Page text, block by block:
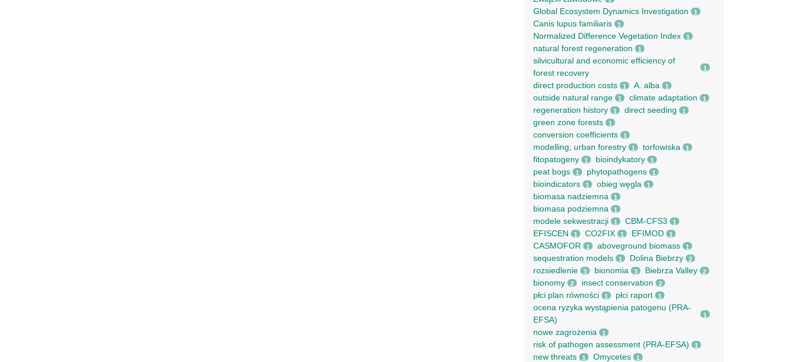
Global Ecosystem Dynamics Investigation 1
Canis lupus familiaris 1
Normalized Difference Vegetation Index 1
natural forest regeneration 1
silvicultural and economic efficiency of
forest recovery
1
direct production costs 1 A. alba 1
outside natural range 1 climate adaptation 1
regeneration history 1 direct seeding 1
green zone forests 1
conversion coefficients 1
modelling; urban forestry 1 torfowiska 1
fitopatogeny 1 bioindykatory 1
peat bogs 1 phytopathogens 1
bioindicators 1 obieg węgla 1
biomasa nadziemna 1
biomasa podziemna 1
modele sekwestracji 1 CBM-CFS3 1
EFISCEN 1 CO2FIX 1 EFIMOD 1
CASMOFOR 1 aboveground biomass 1
sequestration models 1 Dolina Biebrzy 2
rozsiedlenie 3 bionomia 3 Biebrza Valley 2
bionomy 2 insect conservation 2
płci plan równości 1 płci raport 1
ocena ryzyka wystąpienia patogenu (PRA-
EFSA)
1
nowe zagrożenia 1
risk of pathogen assessment (PRA-EFSA) 1
new threats 1 Omycetes 1